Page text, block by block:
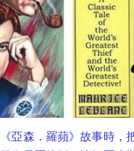
亞森．羅蘋》故事時，